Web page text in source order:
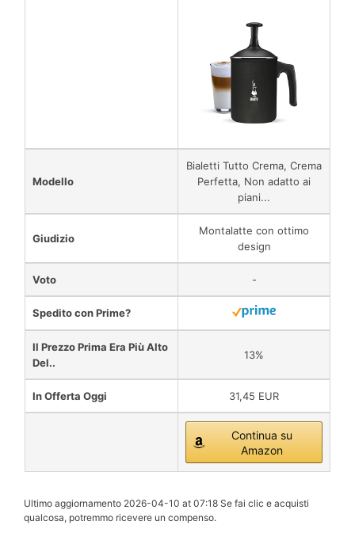
Modello
Bialetti Tutto Crema, Crema
Perfetta, Non adatto ai
piani...
Giudizio
Montalatte con ottimo
design
Voto -
Spedito con Prime?
Il Prezzo Prima Era Più Alto
Del..
13%
In Offerta Oggi 31,45 EUR
Continua su
Amazon
Ultimo aggiornamento 2026-04-10 at 07:18 Se fai clic e acquisti
qualcosa, potremmo ricevere un compenso.